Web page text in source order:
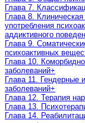
Глава 7.
Глава 8.
употребления
аддиктивного
Глава 9.
психоактивных
Глава 10.
заболеваний+
Глава 11. Гендерные
заболеваний+
Глава 12. Терапия
Глава 13.
Глава 14.